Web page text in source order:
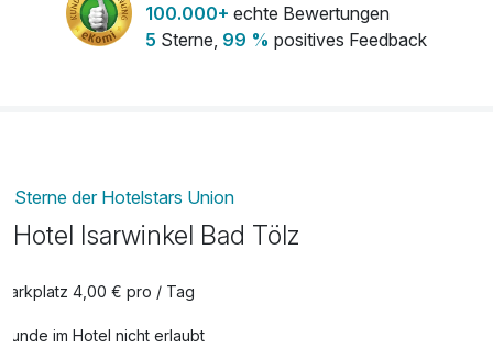
100.000+ echte Bewertungen
5 Sterne, 99 % positives Feedback
Sterne der Hotelstars Union
Hotel Isarwinkel Bad Tölz
Parkplatz 4,00 € pro / Tag
Hunde im Hotel nicht erlaubt